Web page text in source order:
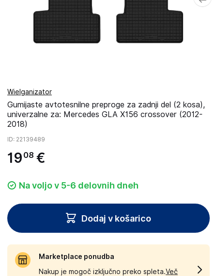
Wielganizator
Gumijaste avtotesnilne preproge za zadnji del (2 kosa),
univerzalne za: Mercedes GLA X156 crossover (2012-
2018)
ID: 22139489
19 08 €
Na voljo v 5-6 delovnih dneh
Dodaj v košarico
Marketplace ponudba
Nakup je mogoč izključno preko spleta.Več